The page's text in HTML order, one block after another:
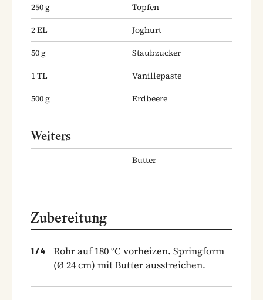
250g
Topfen
2EL
Joghurt
50g
Staubzucker
1TL
Vanillepaste
500g Erdbeere
Weiters
Butter
Zubereitung
1 /4
Rohr auf 180 °C vorheizen. Springform
(Ø 24 cm) mit Butter ausstreichen.